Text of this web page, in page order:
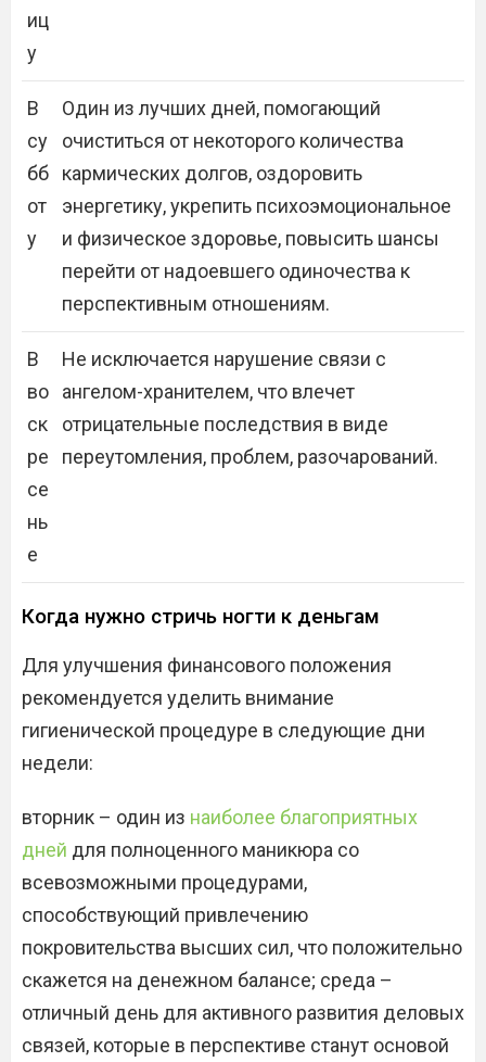
иц
у
В
су
бб
от
у
Один из лучших дней, помогающий
очиститься от некоторого количества
кармических долгов, оздоровить
энергетику, укрепить психоэмоциональное
и физическое здоровье, повысить шансы
перейти от надоевшего одиночества к
перспективным отношениям.
В
во
ск
ре
се
нь
е
Не исключается нарушение связи с
ангелом-хранителем, что влечет
отрицательные последствия в виде
переутомления, проблем, разочарований.
Когда нужно стричь ногти к деньгам
Для улучшения финансового положения
рекомендуется уделить внимание
гигиенической процедуре в следующие дни
недели:
вторник – один из наиболее благоприятных
дней для полноценного маникюра со
всевозможными процедурами,
способствующий привлечению
покровительства высших сил, что положительно
скажется на денежном балансе; среда –
отличный день для активного развития деловых
связей, которые в перспективе станут основой